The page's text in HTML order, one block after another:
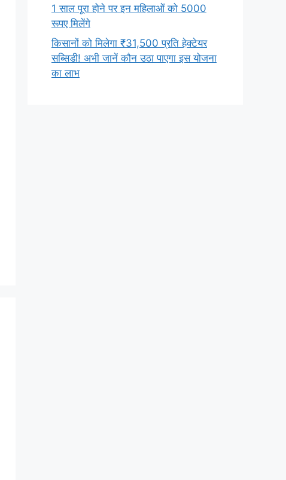
1 साल पूरा होने पर इन महिलाओं को 5000
रूपए मिलेंगे
किसानों को मिलेगा ₹31,500 प्रति हेक्टेयर
सब्सिडी! अभी जानें कौन उठा पाएगा इस योजना
का लाभ